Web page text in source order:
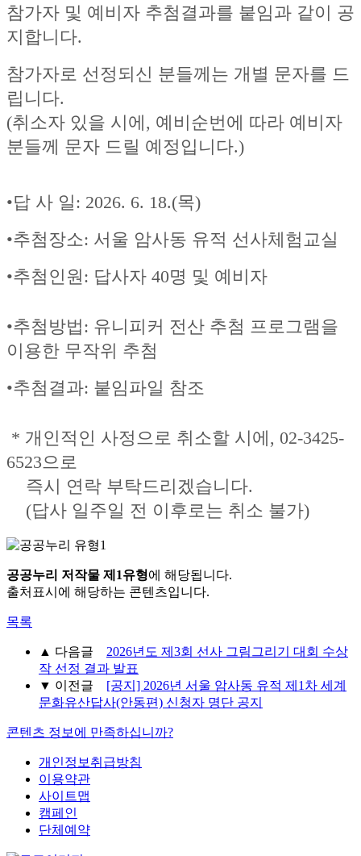
참가자 및 예비자 추첨결과를 붙임과 같이 공
지합니다.
참가자로 선정되신 분들께는 개별 문자를 드
립니다.
(취소자 있을 시에, 예비순번에 따라 예비자
분들께 문자 드릴 예정입니다.)
•답 사 일: 2026. 6. 18.(목)
•추첨장소: 서울 암사동 유적 선사체험교실
•추첨인원: 답사자 40명 및 예비자
•추첨방법: 유니피커 전산 추첨 프로그램을
이용한 무작위 추첨
•추첨결과: 붙임파일 참조
* 개인적인 사정으로 취소할 시에, 02-3425-
6523으로
즉시 연락 부탁드리겠습니다.
(답사 일주일 전 이후로는 취소 불가)
공공누리 저작물 제1유형에 해당됩니다.
출처표시에 해당하는 콘텐츠입니다.
목록
▲ 다음글 2026년도 제3회 선사 그림그리기 대회 수상
작 선정 결과 발표
▼ 이전글 [공지] 2026년 서울 암사동 유적 제1차 세계
문화유산답사(안동편) 신청자 명단 공지
콘텐츠 정보에 만족하십니까?
개인정보취급방침
이용약관
사이트맵
캠페인
단체예약